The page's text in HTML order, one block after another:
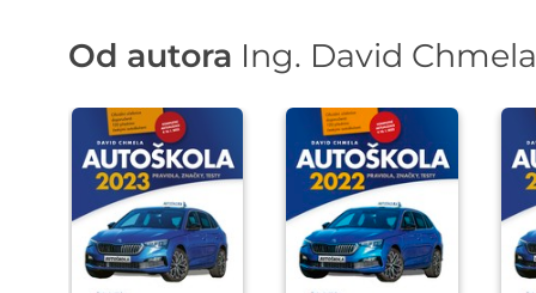
Od autora Ing. David Chmela